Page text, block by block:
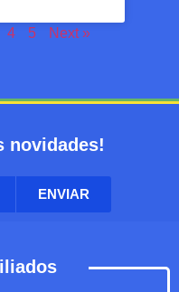
4 5 Next »
novidades!
ENVIAR